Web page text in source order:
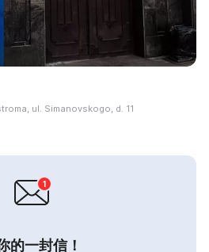
ul. Simanovskogo, d. 11
的一封信！